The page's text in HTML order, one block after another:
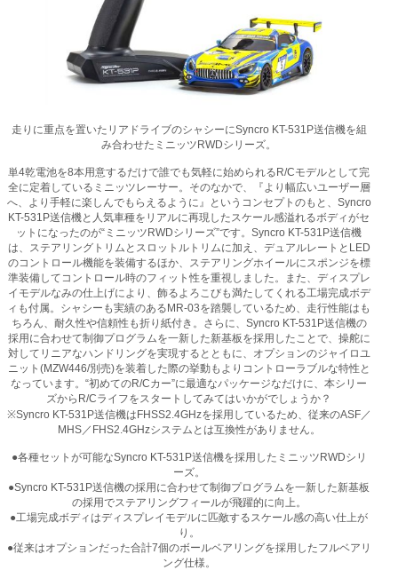
走りに重点を置いたリアドライブのシャシーにSyncro KT-531P送信機を組
み合わせたミニッツRWDシリーズ。
単4乾電池を8本用意するだけで誰でも気軽に始められるR/Cモデルとして完
全に定着しているミニッツレーサー。そのなかで、『より幅広いユーザー層
へ、より手軽に楽しんでもらえるように』というコンセプトのもと、Syncro
KT-531P送信機と人気車種をリアルに再現したスケール感溢れるボディがセ
ットになったのが“ミニッツRWDシリーズ”です。Syncro KT-531P送信機
は、ステアリングトリムとスロットルトリムに加え、デュアルレートとLED
のコントロール機能を装備するほか、ステアリングホイールにスポンジを標
準装備してコントロール時のフィット性を重視しました。また、ディスプレ
イモデルなみの仕上げにより、飾るよろこびも満たしてくれる工場完成ボデ
ィも付属。シャシーも実績のあるMR-03を踏襲しているため、走行性能はも
ちろん、耐久性や信頼性も折り紙付き。さらに、Syncro KT-531P送信機の
採用に合わせて制御プログラムを一新した新基板を採用したことで、操舵に
対してリニアなハンドリングを実現するとともに、オプションのジャイロユ
ニット(MZW446/別売)を装着した際の挙動もよりコントローラブルな特性と
なっています。“初めてのR/Cカー”に最適なパッケージなだけに、本シリー
ズからR/Cライフをスタートしてみてはいかがでしょうか？
※Syncro KT-531P送信機はFHSS2.4GHzを採用しているため、従来のASF／
MHS／FHS2.4GHzシステムとは互換性がありません。
●各種セットが可能なSyncro KT-531P送信機を採用したミニッツRWDシリ
ーズ。
●Syncro KT-531P送信機の採用に合わせて制御プログラムを一新した新基板
の採用でステアリングフィールが飛躍的に向上。
●工場完成ボディはディスプレイモデルに匹敵するスケール感の高い仕上が
り。
●従来はオプションだった合計7個のボールベアリングを採用したフルベアリ
ング仕様。